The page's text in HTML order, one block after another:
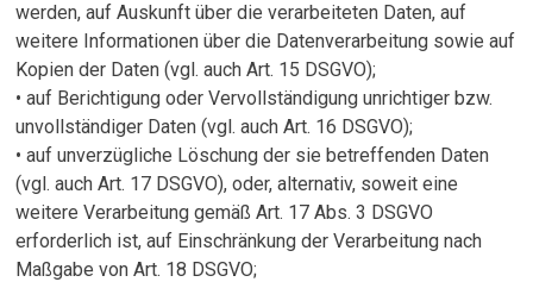
werden, auf Auskunft über die verarbeiteten Daten, auf
weitere Informationen über die Datenverarbeitung sowie auf
Kopien der Daten (vgl. auch Art. 15 DSGVO);
• auf Berichtigung oder Vervollständigung unrichtiger bzw.
unvollständiger Daten (vgl. auch Art. 16 DSGVO);
• auf unverzügliche Löschung der sie betreffenden Daten
(vgl. auch Art. 17 DSGVO), oder, alternativ, soweit eine
weitere Verarbeitung gemäß Art. 17 Abs. 3 DSGVO
erforderlich ist, auf Einschränkung der Verarbeitung nach
Maßgabe von Art. 18 DSGVO;